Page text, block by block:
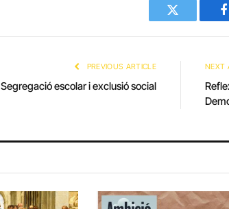
Twitter
PREVIOUS ARTICLE
Segregació escolar i exclusió social
NEXT